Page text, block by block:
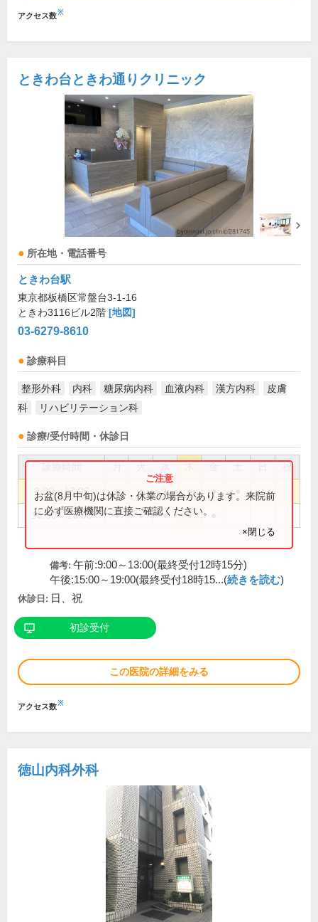
アクセス数※
ときわ台ときわ通りクリニック
所在地・電話番号
ときわ台駅
東京都板橋区常盤台3-1-16
ときわ3116ビル2階 [地図]
03-6279-8610
診療科目
整形外科 内科 糖尿病内科 血液内科 漢方内科
皮膚
科
リハビリテーション科
診療/受付時間・休診日
祝
9:00～13:00 ● ● ● ● ●
15:00～19:00 ● ● ● ●
お盆(8月中旬)は休診・休業の場合があります。来院前
に必ず医療機関に直接ご確認ください。
×閉じる
備考: 午前:9:00～13:00(最終受付12時15分)
午後:15:00～19:00(最終受付18時15...(続きを読む)
休診日: 日、祝
初診受付
この医院の詳細をみる
アクセス数※
徳山内科外科